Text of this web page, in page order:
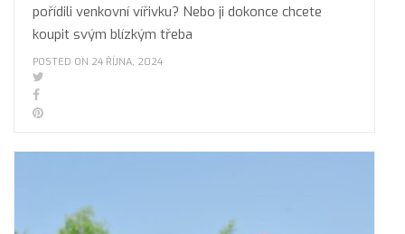
pořídili venkovní vířivku? Nebo ji dokonce chcete
koupit svým blízkým třeba
POSTED ON 24 ŘÍJNA, 2024